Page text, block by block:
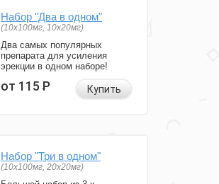
Набор "Два в одном"
(10x100мг, 10x20мг)
Два самых популярных
препарата для усиления
эрекции в одном наборе!
от 115Р Купить
Набор "Три в одном"
(10x100мг, 20x20мг)